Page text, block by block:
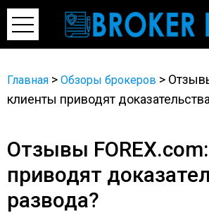
Главная > Обзоры брокеров >
клиенты приводят
Отзывы
приводят
развода?